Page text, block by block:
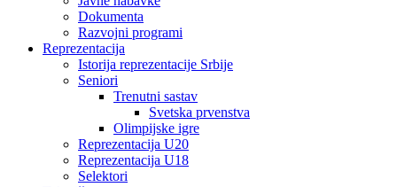
Dokumenta
Razvojni programi
Reprezentacija
Istorija reprezentacije Srbije
Seniori
Trenutni sastav
Svetska prvenstva
Olimpijske igre
Reprezentacija U20
Reprezentacija U18
Selektori